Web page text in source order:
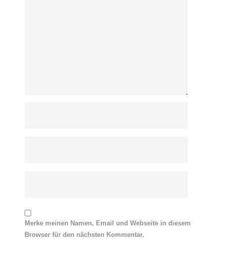
Merke meinen Namen, Email und Webseite in diesem
Browser für den nächsten Kommentar.